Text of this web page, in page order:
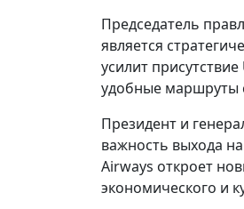
Председатель
является
усилит
удобные маршруты
Президент и
важность выхода
Airways откроет
экономического и